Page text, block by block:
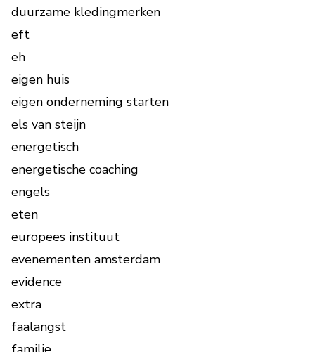
duurzame kledingmerken
eft
eh
eigen huis
eigen onderneming starten
els van steijn
energetisch
energetische coaching
engels
eten
europees instituut
evenementen amsterdam
evidence
extra
faalangst